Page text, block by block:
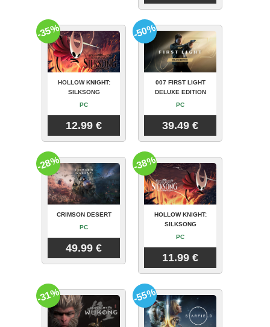
HOLLOW KNIGHT:
SILKSONG
PC
12.99 €
-35%
007 FIRST LIGHT
DELUXE EDITION
PC
39.49 €
-50%
CRIMSON DESERT
PC
49.99 €
-28%
HOLLOW KNIGHT:
SILKSONG
PC
11.99 €
-38%
-31% -55%